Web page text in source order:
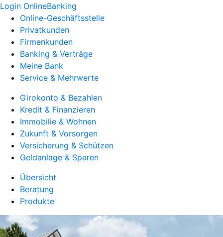
Login OnlineBanking
Online-Geschäftsstelle
Privatkunden
Firmenkunden
Banking & Verträge
Meine Bank
Service & Mehrwerte
Girokonto & Bezahlen
Kredit & Finanzieren
Immobilie & Wohnen
Zukunft & Vorsorgen
Versicherung & Schützen
Geldanlage & Sparen
Übersicht
Beratung
Produkte